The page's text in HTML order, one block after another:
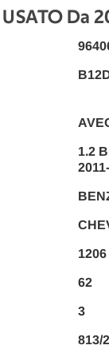
USATO Da
1.2
1206
62
3
813/